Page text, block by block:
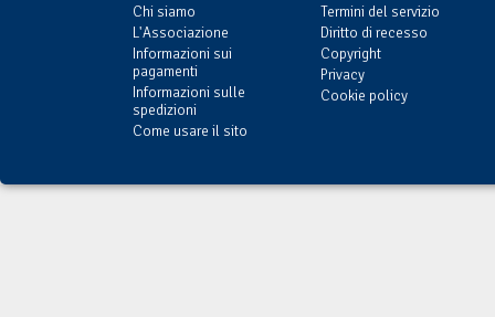
Chi siamo
L'Associazione
Informazioni sui
pagamenti
Informazioni sulle
spedizioni
Come usare il sito
Termini del servizio
Diritto di recesso
Copyright
Privacy
Cookie policy